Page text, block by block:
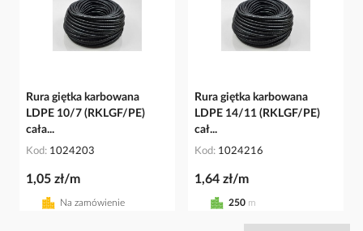
Rura giętka karbowana
LDPE 10/7 (RKLGF/PE)
cała...
Kod 1024203
1,05 zł/m
Na zamówienie
Rura giętka karbowana
LDPE 14/11 (RKLGF/PE)
cał...
Kod 1024216
1,64 zł/m
250 m